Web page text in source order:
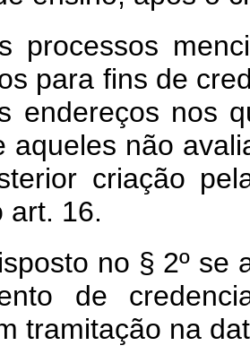
processos
para fins de
endereços nos
aqueles não
criação
art. 16.
no § 2º se
de
tramitação na